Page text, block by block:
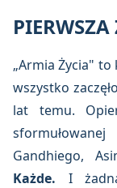
„Armia Życia"
wszystko
lat temu.
Gandhiego,
Każde. I